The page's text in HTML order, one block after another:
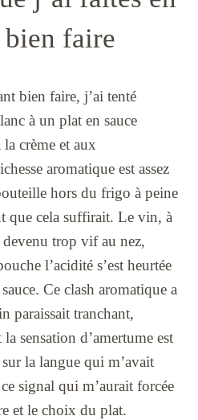
faire
bien faire, j’ai tenté
à un plat en sauce
crème et aux
aromatique est assez
hors du frigo à peine
que cela suffirait. Le vin, à
trop vif au nez,
l’acidité s’est heurtée
Ce clash aromatique a
paraissait tranchant,
sensation d’amertume est
la langue qui m’avait
signal qui m’aurait forcée
et le choix du plat.